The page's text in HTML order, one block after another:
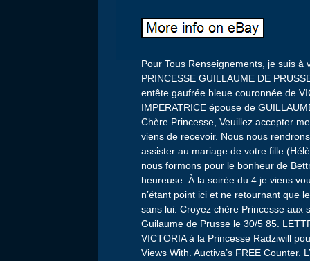
Pour Tous Renseignements, je suis à
PRINCESSE GUILLAUME DE
entête gaufrée bleue couronnée de
IMPERATRICE épouse de
Chère Princesse, Veuillez accepter
viens de recevoir. Nous nous
assister au mariage de votre fille
nous formons pour le bonheur de
heureuse. À la soirée du 4 je viens
n’étant point ici et ne retournant que
sans lui. Croyez chère Princesse aux
Guilaume de Prusse le 30/5 85.
VICTORIA à la Princesse Radziwill
Views With. Auctiva’s FREE Counter.